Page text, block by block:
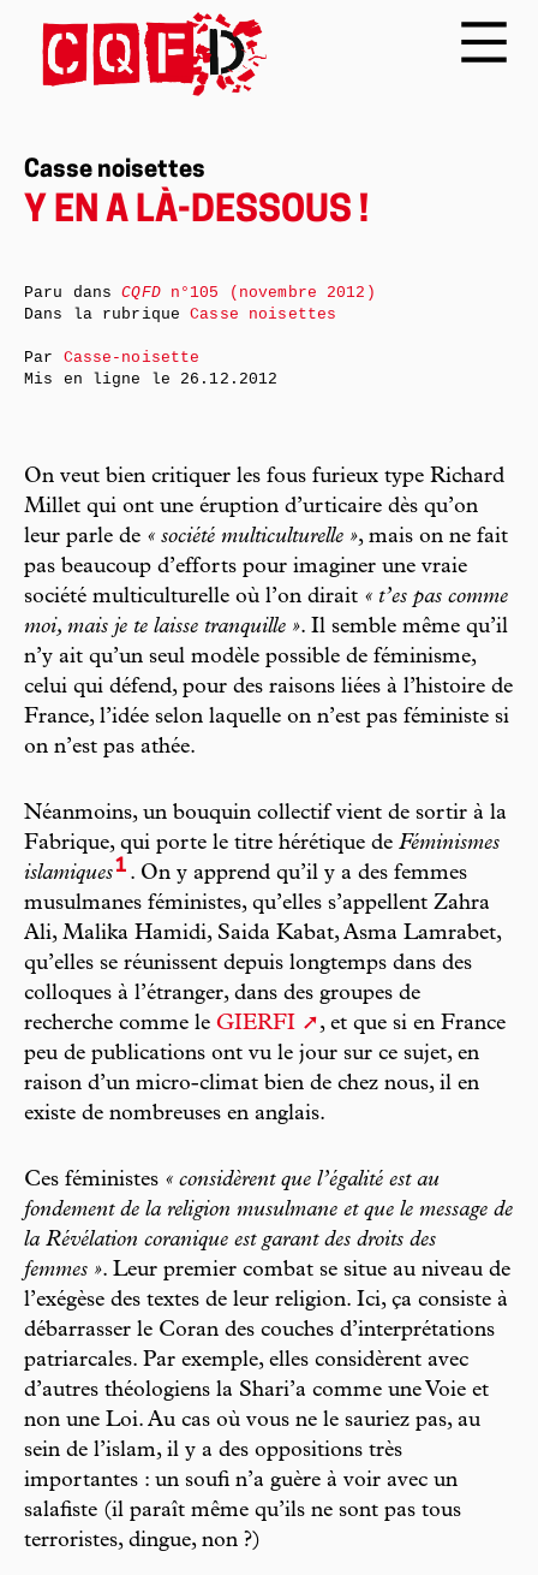
Casse noisettes
Y EN A LÀ-DESSOUS !
On veut bien critiquer les fous furieux type Richard
Millet qui ont une éruption d’urticaire dès qu’on
leur parle de « société multiculturelle », mais on ne fait
pas beaucoup d’efforts pour imaginer une vraie
société multiculturelle où l’on dirait « t’es pas comme
moi, mais je te laisse tranquille ». Il semble même qu’il
n’y ait qu’un seul modèle possible de féminisme,
celui qui défend, pour des raisons liées à l’histoire de
France, l’idée selon laquelle on n’est pas féministe si
on n’est pas athée.
Néanmoins, un bouquin collectif vient de sortir à la
Fabrique, qui porte le titre hérétique de Féminismes
islamiques1 . On y apprend qu’il y a des femmes
musulmanes féministes, qu’elles s’appellent Zahra
Ali, Malika Hamidi, Saida Kabat, Asma Lamrabet,
qu’elles se réunissent depuis longtemps dans des
colloques à l’étranger, dans des groupes de
recherche comme le GIERFI
, et que si en France
peu de publications ont vu le jour sur ce sujet, en
raison d’un micro-climat bien de chez nous, il en
existe de nombreuses en anglais.
Ces féministes « considèrent que l’égalité est au
fondement de la religion musulmane et que le message de
la Révélation coranique est garant des droits des
femmes ». Leur premier combat se situe au niveau de
l’exégèse des textes de leur religion. Ici, ça consiste à
débarrasser le Coran des couches d’interprétations
patriarcales. Par exemple, elles considèrent avec
d’autres théologiens la Shari’a comme une Voie et
non une Loi. Au cas où vous ne le sauriez pas, au
sein de l’islam, il y a des oppositions très
importantes : un soufi n’a guère à voir avec un
salafiste (il paraît même qu’ils ne sont pas tous
terroristes, dingue, non ?)
Paru dansCQFDn°105 (novembre 2012)
Dans la rubriqueCasse noisettes
Par Casse-noisette
Mis en ligne le 26.12.2012